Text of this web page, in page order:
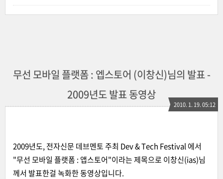
무선 모바일 플랫폼 : 엡스토어 (이창신)님의 발표 -
2009년도 발표 동영상
2010. 1. 19. 05:12
2009년도, 전자신문 데브멘토 주최 Dev & Tech Festival 에서
"무선 모바일 플랫폼 : 앱스토어"이라는 제목으로 이창신(ias)님
께서 발표한걸 녹화한 동영상입니다.